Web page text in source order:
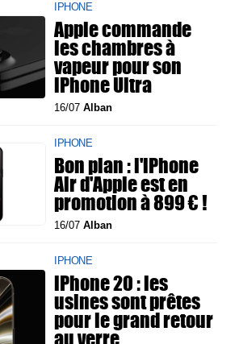
IPHONE
Apple commande
les chambres à
vapeur pour son
iPhone Ultra
16/07Alban
IPHONE
Bon plan : l'iPhone
Air d'Apple est en
promotion à 899 € !
16/07Alban
IPHONE
iPhone 20 : les
usines sont prêtes
pour le grand retour